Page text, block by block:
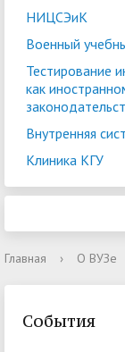
НИЦСЭиК
Военный
Тестирование
как
Внутренняя
Клиника КГУ
Главная › О ВУЗе
События